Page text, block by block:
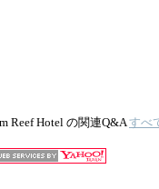
Reef Hotel の関連Q&Aすべ